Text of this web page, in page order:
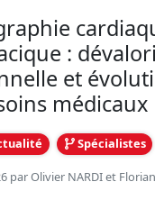
:
et
médicaux
Spécialistes
parOlivier NARDIet